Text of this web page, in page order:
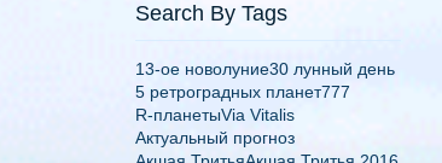
Search By Tags
13-ое новолуние30 лунный день
5 ретроградных планет777
R-планетыVia Vitalis
Актуальный прогноз